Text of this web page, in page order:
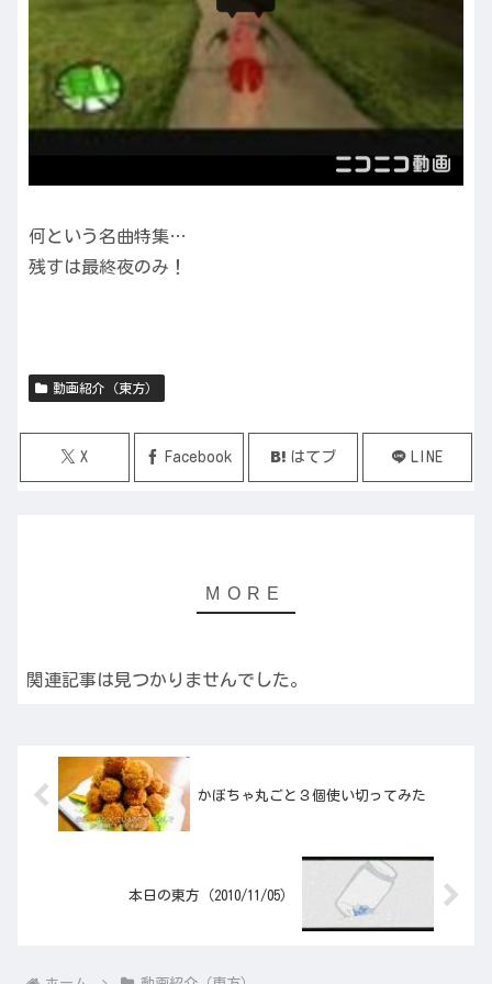
何という名曲特集…
残すは最終夜のみ！
動画紹介（東方）
X Facebook はてブ LINE
関連記事は見つかりませんでした。
かぼちゃ丸ごと３個使い切ってみた
本日の東方（2010/11/05）